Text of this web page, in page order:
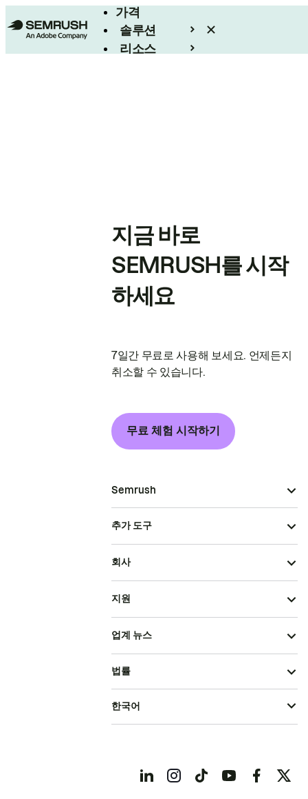
가격
솔루션
리소스
지금 바로
SEMRUSH를 시작
하세요
7일간 무료로 사용해 보세요. 언제든지
취소할 수 있습니다.
무료 체험 시작하기
Semrush
추가 도구
회사
지원
업계 뉴스
법률
한국어